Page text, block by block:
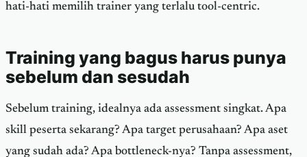
hati-hati memilih trainer yang terlalu tool-centric.
Training yang bagus harus punya
sebelum dan sesudah
Sebelum training, idealnya ada assessment singkat. Apa
skill peserta sekarang? Apa target perusahaan? Apa aset
yang sudah ada? Apa bottleneck-nya? Tanpa assessment,